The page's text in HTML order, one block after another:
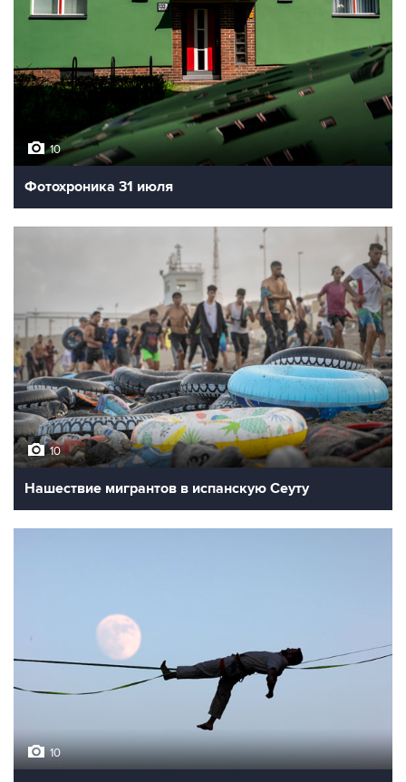
10
Фотохроника 31 июля
10
Нашествие мигрантов в испанскую Сеуту
10